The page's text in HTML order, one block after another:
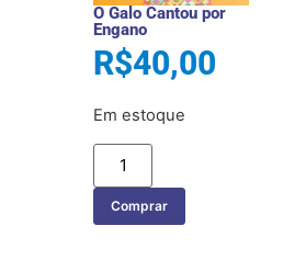
O Galo Cantou por
Engano
R$40,00
Em estoque
Comprar